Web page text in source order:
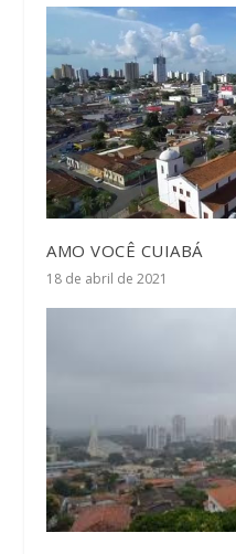
AMO VOCÊ CUIABÁ
18 de abril de 2021